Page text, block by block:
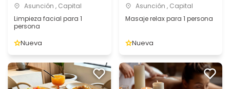
Asunción , Capital
Limpieza facial para 1
persona
Nueva
Asunción , Capital
Masaje relax para 1 persona
Nueva